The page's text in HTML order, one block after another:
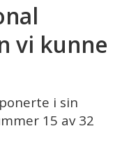
vi kunne
i sin
15 av 32